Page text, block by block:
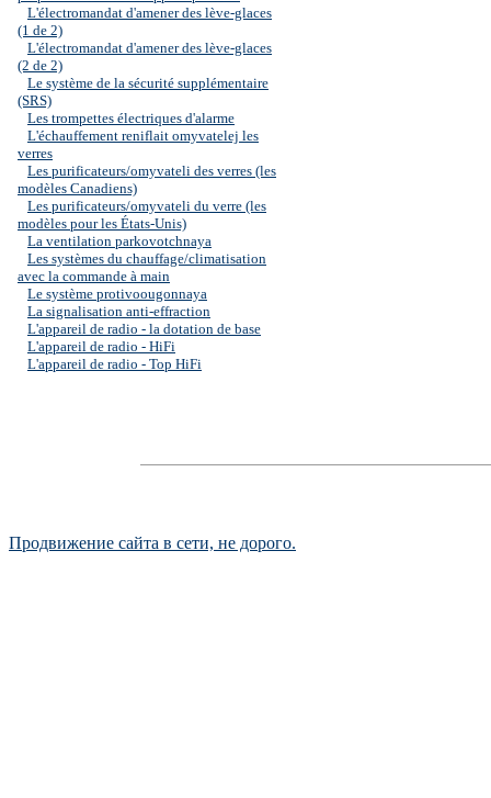
L'électromandat d'amener des lève-glaces
(1 de 2)
L'électromandat d'amener des lève-glaces
(2 de 2)
Le système de la sécurité supplémentaire
(SRS)
Les trompettes électriques d'alarme
L'échauffement reniflait omyvatelej les
verres
Les purificateurs/omyvateli des verres (les
modèles Canadiens)
Les purificateurs/omyvateli du verre (les
modèles pour les États-Unis)
La ventilation parkovotchnaya
Les systèmes du chauffage/climatisation
avec la commande à main
Le système protivoougonnaya
La signalisation anti-effraction
L'appareil de radio - la dotation de base
L'appareil de radio - HiFi
L'appareil de radio - Top HiFi
Продвижение сайта в сети, не дорого.